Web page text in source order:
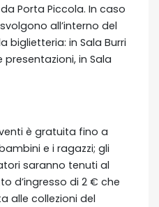
Porta Piccola. In caso
all’interno del
biglietteria: in Sala Burri
in Sala
è gratuita fino a
e i ragazzi; gli
saranno tenuti al
d’ingresso di 2 € che
alle collezioni del